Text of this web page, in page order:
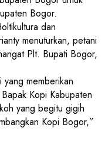
Bogor.
dan
menuturkan, petani
Plt. Bupati Bogor,
yang memberikan
Kopi Kabupaten
yang begitu gigih
Kopi Bogor,”